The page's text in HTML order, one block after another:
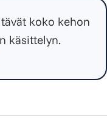
koko kehon
käsittelyn.